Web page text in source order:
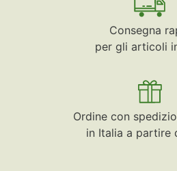
Consegna
per gli articoli
Ordine con
in Italia a partire